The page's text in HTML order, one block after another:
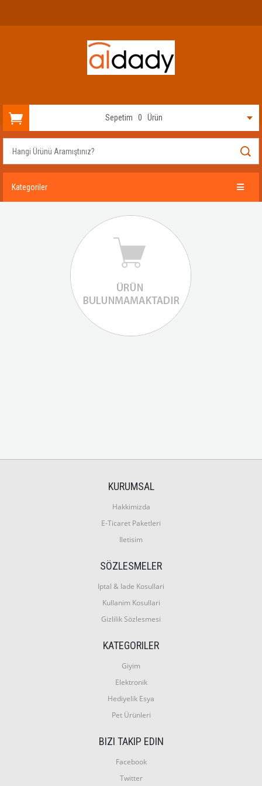
Sepetim 0 Ürün
Kategoriler
KURUMSAL
Hakkimizda
E-Ticaret Paketleri
Iletisim
SÖZLESMELER
Iptal & Iade Kosullari
Kullanim Kosullari
Gizlilik Sözlesmesi
KATEGORILER
Giyim
Elektronik
Hediyelik Esya
Pet Ürünleri
BIZI TAKIP EDIN
Facebook
Twitter